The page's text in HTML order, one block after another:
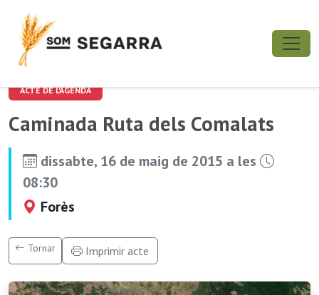
ACTE DE L'AGENDA
Caminada Ruta dels Comalats
dissabte, 16 de maig de 2015 a les
08:30
Forès
Tornar Imprimir acte